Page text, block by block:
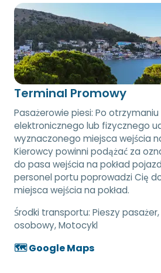
Terminal Promowy
Pasażerowie piesi: Po
elektronicznego lub fizycznego
wyznaczonego miejsca wejścia
Kierowcy powinni podążać za
do pasa wejścia na pokład
personel portu poprowadzi Cię
miejsca wejścia na pokład.
Środki transportu: Pieszy
osobowy, Motocykl
🗺️ Google Maps